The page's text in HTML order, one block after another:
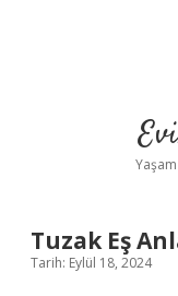
Tuzak Eş
Tarih: Eylül 18, 2024